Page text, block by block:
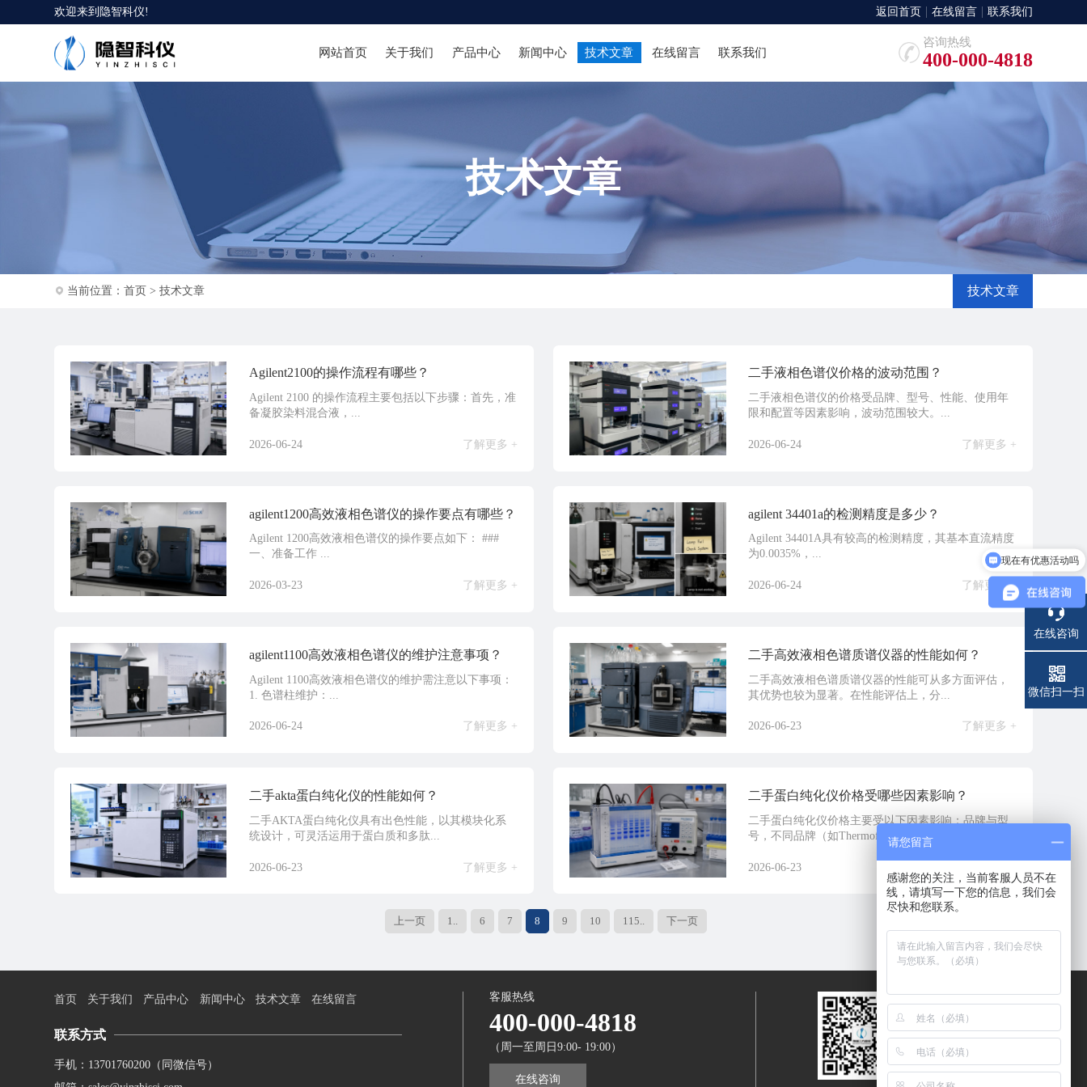
欢迎来到 隐智科仪! 返回首页 在线留言 联系我们
网站首页 关于我们 产品中心 新闻中心 技术文章 在线留言 联系我们
咨询热线
400-000-4818
技术文章
当前位置： 首页 > 技术文章 技术文章
Agilent2100的操作流程有哪些？
Agilent 2100 的操作流程主要包括以下步骤：首先，准
备凝胶染料混合液，...
2026-06-24 了解更多 +
二手液相色谱仪价格的波动范围？
二手液相色谱仪的价格受品牌、型号、性能、使用年
限和配置等因素影响，波动范围较大。...
2026-06-24 了解更多 +
agilent1200高效液相色谱仪的操作要点有哪些？
Agilent 1200高效液相色谱仪的操作要点如下： ###
一、准备工作 ...
2026-03-23 了解更多 +
agilent 34401a的检测精度是多少？
Agilent 34401A具有较高的检测精度，其基本直流精度
为0.0035%，...
2026-06-24 了解更多 +
agilent1100高效液相色谱仪的维护注意事项？
Agilent 1100高效液相色谱仪的维护需注意以下事项：
1. 色谱柱维护：...
2026-06-24 了解更多 +
二手高效液相色谱质谱仪器的性能如何？
二手高效液相色谱质谱仪器的性能可从多方面评估，
其优势也较为显著。在性能评估上，分...
2026-06-23 了解更多 +
二手akta蛋白纯化仪的性能如何？
二手AKTA蛋白纯化仪具有出色性能，以其模块化系
统设计，可灵活运用于蛋白质和多肽...
2026-06-23 了解更多 +
二手蛋白纯化仪价格受哪些因素影响？
二手蛋白纯化仪价格主要受以下因素影响：品牌与型
号，不同品牌（如Thermofis...
2026-06-23
上一页 1.. 6 7 8 9 10 115.. 下一页
首页 关于我们 产品中心 新闻中心 技术文章 在线留言
联系方式
手机：13701760200（同微信号）
客服热线
400-000-4818
（周一至周日9:00- 19:00）
在线咨询
在线咨询
电话
微信扫一扫
现在有优惠活动吗
请您留言
感谢您的关注，当前客服人员不在
线，请填写一下您的信息，我们会
尽快和您联系。